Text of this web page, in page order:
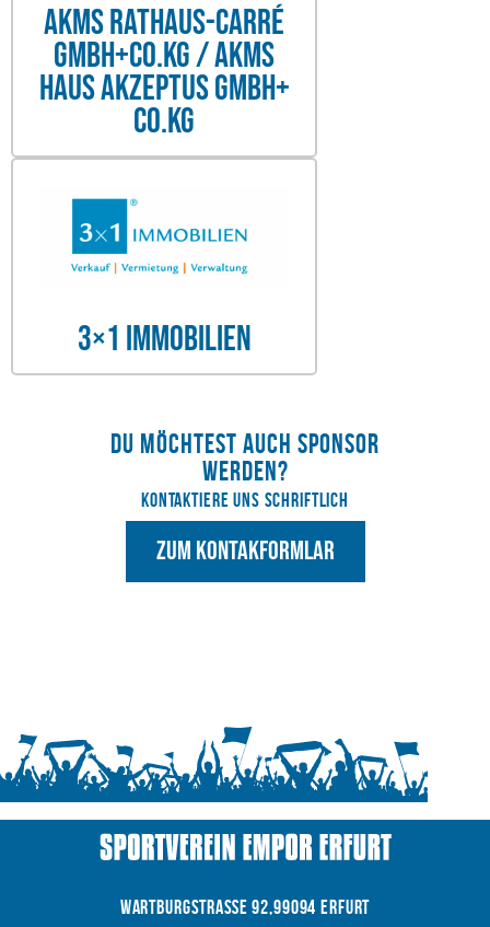
AKMS Rathaus-Carré
GmbH+Co.KG / AKMS
Haus Akzeptus GmbH+
Co.KG
3×1 Immobilien
Du möchtest auch Sponsor
Werden?
Kontaktiere uns Schriftlich
Zum Kontakformlar
WARTBURGSTRAße 92,99094 Erfurt